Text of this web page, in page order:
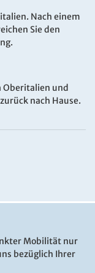
Nach einem
Sie den
Oberitalien und
nach Hause.
Mobilität nur
bezüglich Ihrer